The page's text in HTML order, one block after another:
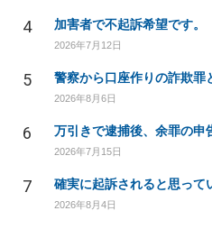
4 加害者で不起訴希望です。
2026年7月12日
5 警察から口座作りの詐欺罪
2026年8月6日
6 万引きで逮捕後、余罪の申
2026年7月15日
7 確実に起訴されると思っ
2026年8月4日